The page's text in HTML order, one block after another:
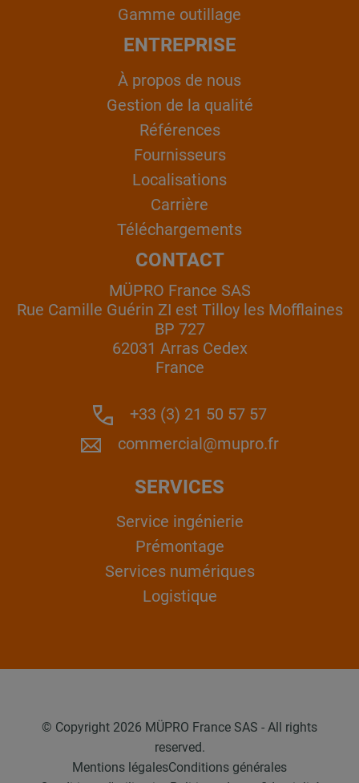
Gamme outillage
ENTREPRISE
À propos de nous
Gestion de la qualité
Références
Fournisseurs
Localisations
Carrière
Téléchargements
CONTACT
MÜPRO France SAS
Rue Camille Guérin ZI est Tilloy les Mofflaines
BP 727
62031 Arras Cedex
France
+33 (3) 21 50 57 57
commercial@mupro.fr
SERVICES
Service ingénierie
Prémontage
Services numériques
Logistique
© Copyright 2026 MÜPRO France SAS - All rights
reserved.
Mentions légalesConditions générales